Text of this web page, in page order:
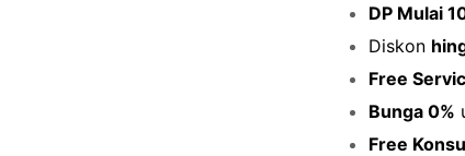
DP Mulai
Diskon
Free
Bunga 0%
Free